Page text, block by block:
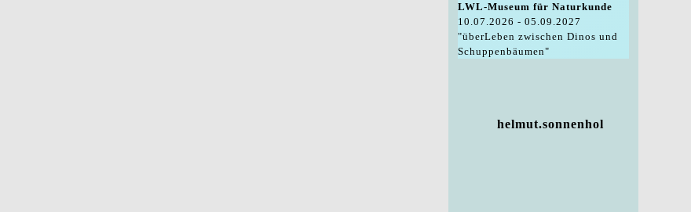
LWL-Museum für Naturkunde
10.07.2026 - 05.09.2027
"überLeben zwischen Dinos und
Schuppenbäumen"
helmut.sonnenhol